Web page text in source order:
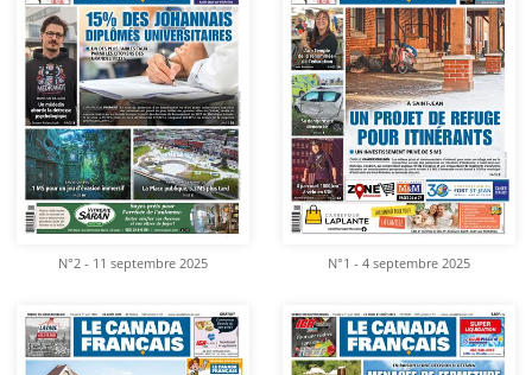
N°2 - 11 septembre 2025 N°1 - 4 septembre 2025